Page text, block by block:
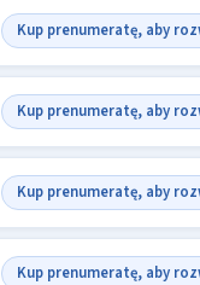
Kup prenumeratę, aby
Kup prenumeratę, aby
Kup prenumeratę, aby
Kup prenumeratę, aby